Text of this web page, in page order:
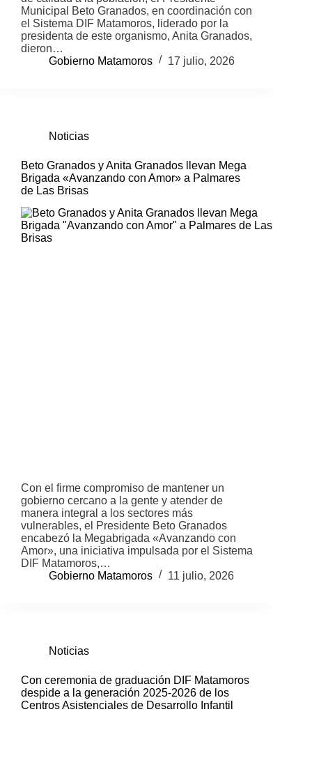
Municipal Beto Granados, en coordinación con
el Sistema DIF Matamoros, liderado por la
presidenta de este organismo, Anita Granados,
dieron…
Gobierno Matamoros
17 julio, 2026
Noticias
Beto Granados y Anita Granados llevan Mega
Brigada «Avanzando con Amor» a Palmares
de Las Brisas
Con el firme compromiso de mantener un
gobierno cercano a la gente y atender de
manera integral a los sectores más
vulnerables, el Presidente Beto Granados
encabezó la Megabrigada «Avanzando con
Amor», una iniciativa impulsada por el Sistema
DIF Matamoros,…
Gobierno Matamoros
11 julio, 2026
Noticias
Con ceremonia de graduación DIF Matamoros
despide a la generación 2025-2026 de los
Centros Asistenciales de Desarrollo Infantil